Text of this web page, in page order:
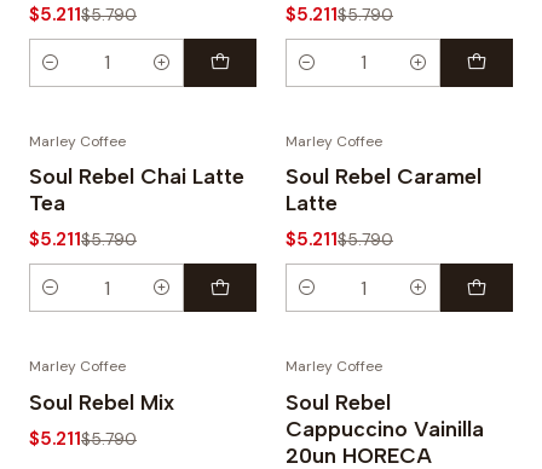
$5.211$5.790
Cantidad
$5.211$5.790
Cantidad
-10%
Marley Coffee
Soul Rebel Chai Latte
Tea
$5.211$5.790
Cantidad
-10%
Marley Coffee
Soul Rebel Caramel
Latte
$5.211$5.790
Cantidad
-10%
Marley Coffee
Soul Rebel Mix
$5.211$5.790
Marley Coffee
Soul Rebel
Cappuccino Vainilla
20un HORECA